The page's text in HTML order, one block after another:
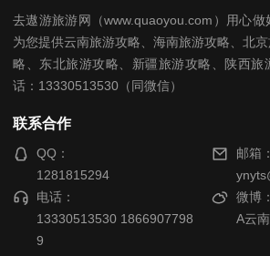
去遨游旅游网（www.quaoyou.com）用心做
为您提供云南旅游攻略、海南旅游攻略、北
略、东北旅游攻略、新疆旅游攻略、陕西旅
话：13330513530（同微信）
联系合作
QQ：
1281815294
邮箱：
电话：
13330513530 1866907798
9
微博：
A云